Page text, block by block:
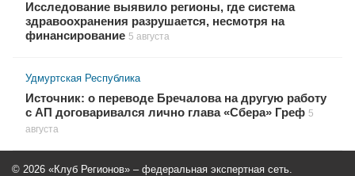
Исследование выявило регионы, где система
здравоохранения разрушается, несмотря на
финансирование 5 августа
Удмуртская Республика
Источник: о переводе Бречалова на другую работу
с АП договаривался лично глава «Сбера» Греф 5
августа
© 2026 «Клуб Регионов» – федеральная экспертная сеть.